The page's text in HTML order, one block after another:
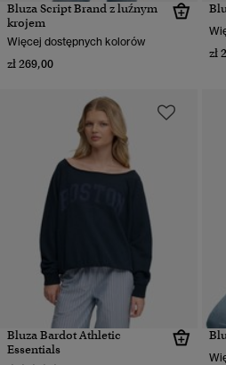
Bluza Script Brand z luźnym
krojem
Więcej dostępnych kolorów
zł 269,00
zł
Bluza Bardot Athletic
Essentials